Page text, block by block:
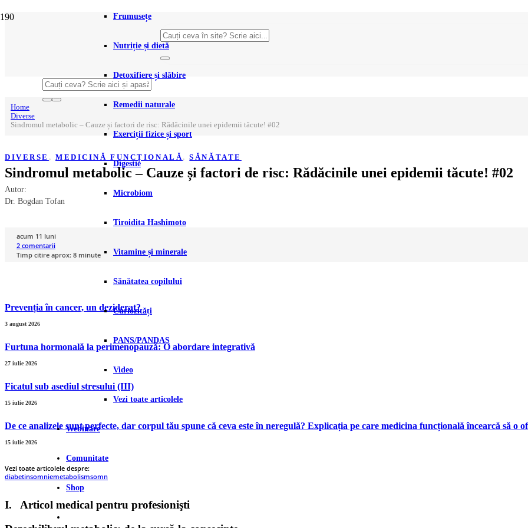
Frumusețe
Nutriție și dietă
Detoxifiere și slăbire
Remedii naturale
Exerciții fizice și sport
Digestie
Microbiom
Tiroidita Hashimoto
Vitamine și minerale
Sănătatea copilului
Curiozități
PANS/PANDAS
Video
Vezi toate articolele
Webinare
Comunitate
Shop
Home
Diverse
Sindromul metabolic – Cauze și factori de risc: Rădăcinile unei epidemii tăcute! #02
DIVERSE ,MEDICINĂ FUNCȚIONALĂ,SĂNĂTATE
Sindromul metabolic – Cauze și factori de risc: Rădăcinile unei epidemii tăcute! #02
Autor:
Dr. Bogdan Tofan
acum 11 luni
2 comentarii
Timp citire aprox: 8 minute
Prevenția ȋn cancer, un deziderat?
3 august 2026
Furtuna hormonală la perimenopauză: O abordare integrativă
27 iulie 2026
Ficatul sub asediul stresului (III)
15 iulie 2026
De ce analizele sunt perfecte, dar corpul tău spune că ceva este în neregulă? Explicația pe care medicina funcțională încearcă să o
15 iulie 2026
Vezi toate articolele despre:
diabetinsomniemetabolismsomn
I. Articol medical pentru profesionişti